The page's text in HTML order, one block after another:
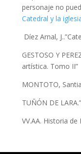
Si quieres saber
Catedral y la
artística. Tomo II”
MONTOTO,